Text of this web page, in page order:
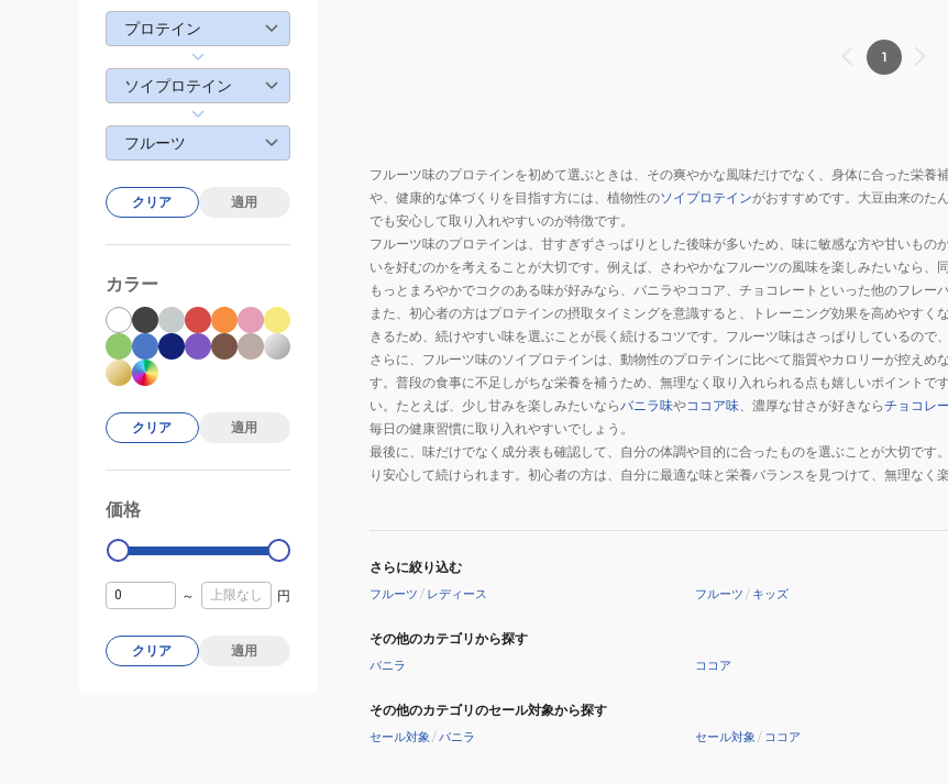
1
フルーツ味のプロテインを初めて選ぶときは、その爽やかな風味だけでなく、身体に合った栄
や、健康的な体づくりを目指す方には、植物性のソイプロテインがおすすめです。大豆由来のた
でも安心して取り入れやすいのが特徴です。
フルーツ味のプロテインは、甘すぎずさっぱりとした後味が多いため、味に敏感な方や甘いも
いを好むのかを考えることが大切です。例えば、さわやかなフルーツの風味を楽しみたいなら、
もっとまろやかでコクのある味が好みなら、バニラやココア、チョコレートといった他のフレー
また、初心者の方はプロテインの摂取タイミングを意識すると、トレーニング効果を高めやす
きるため、続けやすい味を選ぶことが長く続けるコツです。フルーツ味はさっぱりしているので
さらに、フルーツ味のソイプロテインは、動物性のプロテインに比べて脂質やカロリーが控え
す。普段の食事に不足しがちな栄養を補うため、無理なく取り入れられる点も嬉しいポイント
い。たとえば、少し甘みを楽しみたいならバニラ味やココア味 、濃厚な甘さが好きならチョコレ
毎日の健康習慣に取り入れやすいでしょう。
最後に、味だけでなく成分表も確認して、自分の体調や目的に合ったものを選ぶことが大切で
り安心して続けられます。初心者の方は、自分に最適な味と栄養バランスを見つけて、無理なく
さらに絞り込む
フルーツ / レディース フルーツ / キッズ
その他のカテゴリから探す
バニラ ココア
その他のカテゴリのセール対象から探す
セール対象 /バニラ セール対象 / ココア
プロテイン
ソイプロテイン
フルーツ
クリア 適用
カラー
クリア 適用
価格
0
～ 円
クリア 適用